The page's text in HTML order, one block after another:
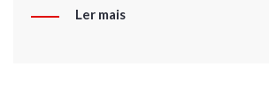
Ler mais